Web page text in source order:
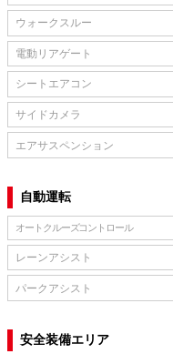
ウォークスルー
電動リアゲート
シートエアコン
サイドカメラ
エアサスペンション
自動運転
オートクルーズコントロール
レーンアシスト
パークアシスト
安全装備エリア